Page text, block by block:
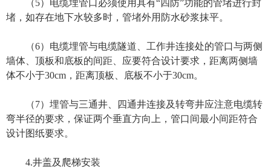
（5）电缆埋管口必须使用具有“四防”功能的管堵进行封
堵，如存在地下水较多时，管堵外用防水砂浆抹平。
（6）电缆埋管与电缆隧道、工作井连接处的管口与两侧
墙体、顶板和底板的间距、应要符合设计要求，距离两侧墙
体不小于30cm，距离顶板、底板不小于30cm。
（7）埋管与三通井、四通井连接及转弯井应注意电缆转
弯半径的要求，保证两个垂直方向上，管口间最小间距符合
设计图纸要求。
4.井盖及爬梯安装